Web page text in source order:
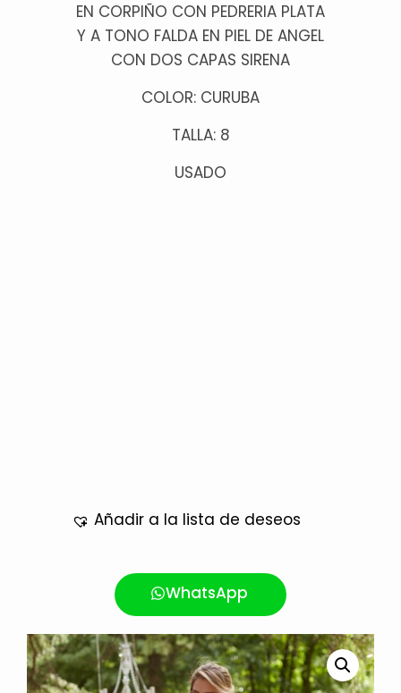
EN CORPIÑO CON PEDRERIA PLATA
Y A TONO FALDA EN PIEL DE ANGEL
CON DOS CAPAS SIRENA
COLOR: CURUBA
TALLA: 8
USADO
Añadir a la lista de deseos
WhatsApp